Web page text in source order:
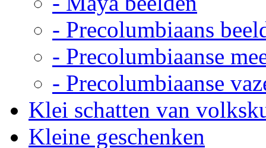
- Precolumbiaans
- Precolumbiaanse
- Precolumbiaanse
Klei schatten van
Kleine geschenken